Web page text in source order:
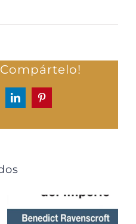
LinkedInPinterest